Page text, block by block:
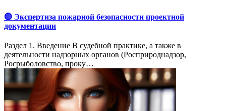
🔴 Экспертиза пожарной безопасности проектной
документации
Раздел 1. Введение В судебной практике, а также в
деятельности надзорных органов (Росприроднадзор,
Росрыболовство, проку…